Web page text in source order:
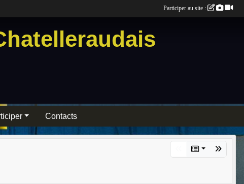
Contacts
Participer au site :